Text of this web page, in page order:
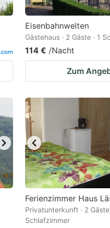
Eisenbahnwelten
Gästehaus · 2 Gäste · 1
114 € /Nacht
Zum
Ferienzimmer Haus
Privatunterkunft · 2 Gäste
Schlafzimmer